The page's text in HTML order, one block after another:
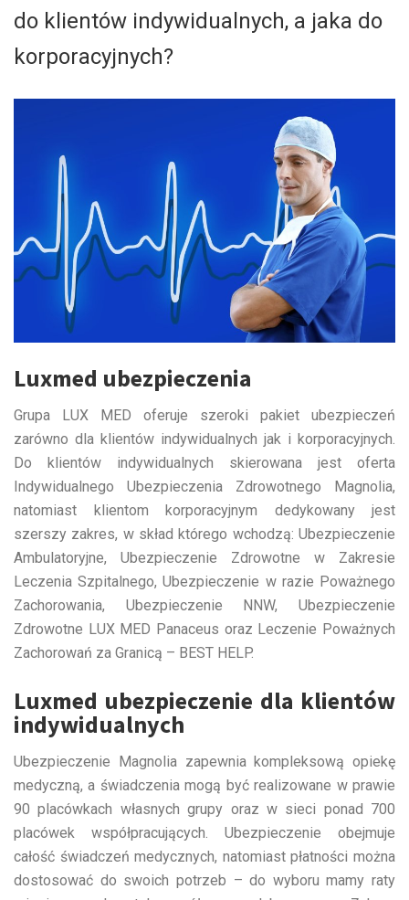
do klientów indywidualnych, a jaka do
korporacyjnych?
Luxmed ubezpieczenia
Grupa LUX MED oferuje szeroki pakiet ubezpieczeń
zarówno dla klientów indywidualnych jak i korporacyjnych.
Do klientów indywidualnych skierowana jest oferta
Indywidualnego Ubezpieczenia Zdrowotnego Magnolia,
natomiast klientom korporacyjnym dedykowany jest
szerszy zakres, w skład którego wchodzą: Ubezpieczenie
Ambulatoryjne, Ubezpieczenie Zdrowotne w Zakresie
Leczenia Szpitalnego, Ubezpieczenie w razie Poważnego
Zachorowania, Ubezpieczenie NNW, Ubezpieczenie
Zdrowotne LUX MED Panaceus oraz Leczenie Poważnych
Zachorowań za Granicą – BEST HELP.
Luxmed ubezpieczenie dla klientów
indywidualnych
Ubezpieczenie Magnolia zapewnia kompleksową opiekę
medyczną, a świadczenia mogą być realizowane w prawie
90 placówkach własnych grupy oraz w sieci ponad 700
placówek współpracujących. Ubezpieczenie obejmuje
całość świadczeń medycznych, natomiast płatności można
dostosować do swoich potrzeb – do wyboru mamy raty